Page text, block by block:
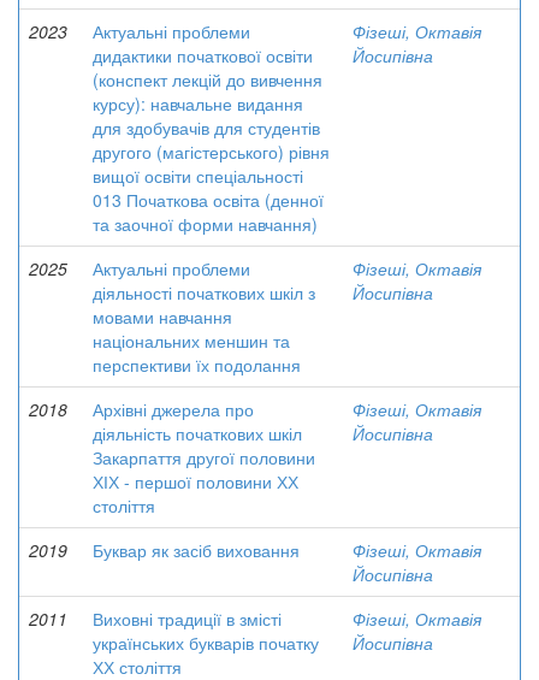
2023
Актуальні проблеми
дидактики початкової освіти
(конспект лекцій до вивчення
курсу): навчальне видання
для здобувачів для студентів
другого (магістерського) рівня
вищої освіти спеціальності
013 Початкова освіта (денної
та заочної форми навчання)
Фізеші, Октавія
Йосипівна
2025
Актуальні проблеми
діяльності початкових шкіл з
мовами навчання
національних меншин та
перспективи їх подолання
Фізеші, Октавія
Йосипівна
2018
Архівні джерела про
діяльність початкових шкіл
Закарпаття другої половини
ХІХ - першої половини ХХ
століття
Фізеші, Октавія
Йосипівна
2019 Буквар як засіб виховання
Фізеші, Октавія
Йосипівна
2011
Виховні традиції в змісті
українських букварів початку
ХХ століття
Фізеші, Октавія
Йосипівна